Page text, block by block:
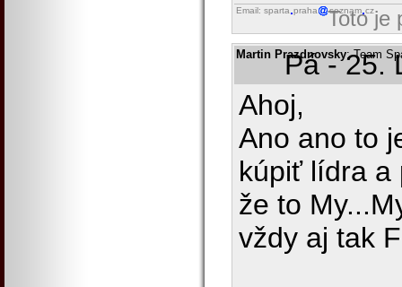
Email: sparta praha seznam cz
Toto je
Martin Prazdnovsky: Team
Pá - 25.
Ahoj,
Ano ano to
kúpiť lídra a
že to
vždy aj tak